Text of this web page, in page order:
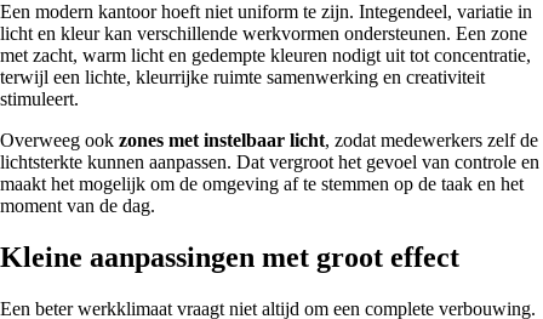
Een modern kantoor hoeft niet uniform te zijn. Integendeel, variatie in
licht en kleur kan verschillende werkvormen ondersteunen. Een zone
met zacht, warm licht en gedempte kleuren nodigt uit tot concentratie,
terwijl een lichte, kleurrijke ruimte samenwerking en creativiteit
stimuleert.
Overweeg ook zones met instelbaar licht, zodat medewerkers zelf de
lichtsterkte kunnen aanpassen. Dat vergroot het gevoel van controle en
maakt het mogelijk om de omgeving af te stemmen op de taak en het
moment van de dag.
Kleine aanpassingen met groot effect
Een beter werkklimaat vraagt niet altijd om een complete verbouwing.